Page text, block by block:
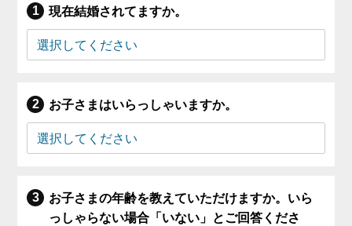
現在結婚されてますか。
お子さまはいらっしゃいますか。
お子さまの年齢を教えていただけますか。いら
っしゃらない場合「いない」とご回答くださ